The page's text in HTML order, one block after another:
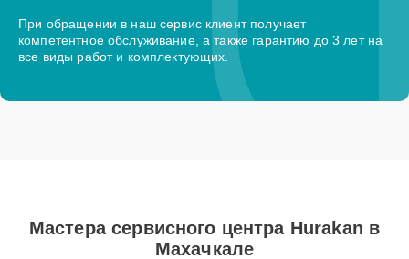
При обращении в наш сервис клиент получает
компетентное обслуживание, а также гарантию до 3 лет на
все виды работ и комплектующих.
Мастера сервисного центра Hurakan в
Махачкале